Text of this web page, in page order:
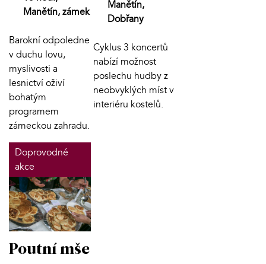
Manětín, zámek
Barokní odpoledne
v duchu lovu,
myslivosti a
lesnictví oživí
bohatým
programem
zámeckou zahradu.
Manětín,
Dobřany
Cyklus 3 koncertů
nabízí možnost
poslechu hudby z
neobvyklých míst v
interiéru kostelů.
Doprovodné
akce
Poutní mše